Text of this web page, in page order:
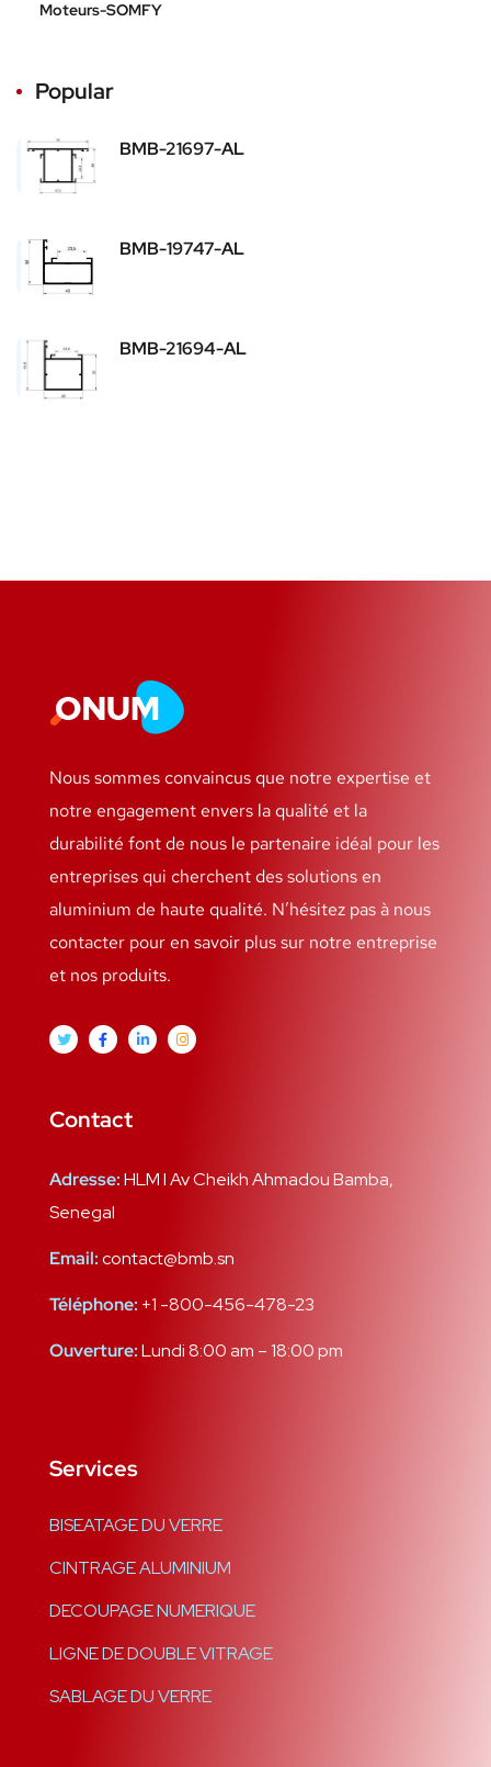
Moteurs-SOMFY
Popular
BMB-21697-AL
BMB-19747-AL
BMB-21694-AL
Nous sommes convaincus que notre expertise et
notre engagement envers la qualité et la
durabilité font de nous le partenaire idéal pour les
entreprises qui cherchent des solutions en
aluminium de haute qualité. N’hésitez pas à nous
contacter pour en savoir plus sur notre entreprise
et nos produits.
Contact
Adresse:HLM I Av Cheikh Ahmadou Bamba,
Senegal
Email:contact@bmb.sn
Téléphone: +1 -800-456-478-23
Ouverture:Lundi 8:00 am – 18:00 pm
Services
BISEATAGE DU VERRE
CINTRAGE ALUMINIUM
DECOUPAGE NUMERIQUE
LIGNE DE DOUBLE VITRAGE
SABLAGE DU VERRE